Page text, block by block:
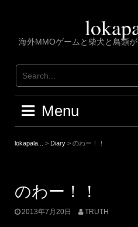
海外MMOゲームと柴犬と鳥類
Menu
lokapala... > Diary > のわー！！
のわー！！
2013年7月20日 TRUTH